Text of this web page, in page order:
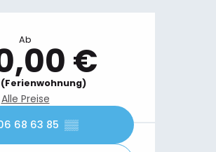
& Kontaktdaten
Ab €
Alle Preise
68 63 85 ▒▒